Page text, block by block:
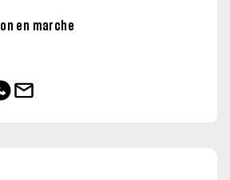
en marche